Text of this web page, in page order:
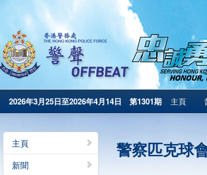
2026年3月25日至2026年4月14日 第1301期 主頁
主頁
新聞
警察匹克球